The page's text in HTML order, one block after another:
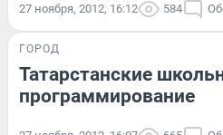
27 ноября, 2012, 16:12 584
ГОРОД
Татарстанские
программирование